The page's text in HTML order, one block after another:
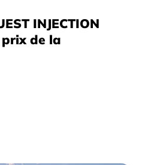
INJECTION
de la